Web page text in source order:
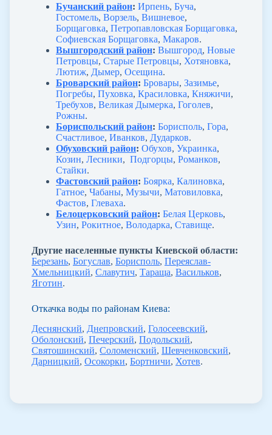
Бучанский район: Ирпень, Буча,
Гостомель, Ворзель, Вишневое,
Борщаговка, Петропавловская Борщаговка,
Софиевская Борщаговка, Макаров.
Вышгородский район: Вышгород, Новые
Петровцы, Старые Петровцы, Хотяновка,
Лютиж, Дымер, Осещина.
Броварский район: Бровары, Зазимье,
Погребы, Пуховка, Красиловка, Княжичи,
Требухов, Великая Дымерка, Гоголев,
Рожны.
Бориспольский район: Борисполь, Гора,
Счастливое, Иванков, Дударков.
Обуховский район: Обухов, Украинка,
Козин, Лесники, Подгорцы, Романков,
Стайки.
Фастовский район: Боярка, Калиновка,
Гатное, Чабаны, Музычи, Матовиловка,
Фастов, Глеваха.
Белоцерковский район: Белая Церковь,
Узин, Рокитное, Володарка, Ставище.
Другие населенные пункты Киевской области:
Березань, Богуслав, Борисполь, Переяслав-
Хмельницкий, Славутич, Тараща, Васильков,
Яготин.
Откачка воды по районам Киева:
Деснянский, Днепровский, Голосеевский,
Оболонский, Печерский, Подольский,
Святошинский, Соломенский, Шевченковский,
Дарницкий, Осокорки, Бортничи, Хотев.